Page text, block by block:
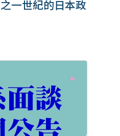
一世紀的日本政